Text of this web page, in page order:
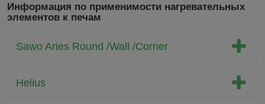
Информация по применимости нагревательных
элементов к печам
Sawo Aries Round /Wall /Corner
Helius